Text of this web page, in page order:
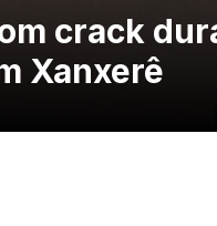
crack
Xanxerê